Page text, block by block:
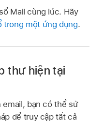
Mail cùng lúc. Hãy
trong một ứng dụng.
thư hiện tại
email, bạn có thể sử
để truy cập tất cả